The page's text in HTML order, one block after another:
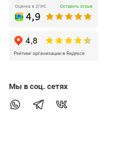
Мы в соц. сетях